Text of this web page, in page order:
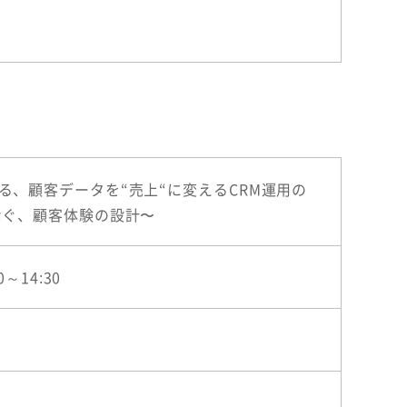
、顧客データを“売上“に変えるCRM運用の
、顧客体験の設計〜
14:30